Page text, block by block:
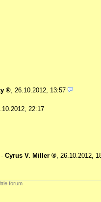
, 26.10.2012, 13:57
22:17
- Cyrus V. Miller , 26.10.2012,
forum